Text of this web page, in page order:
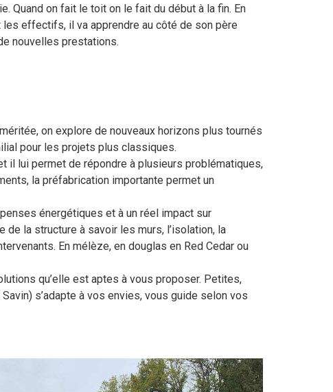
Quand on fait le toit on le fait du début à la fin. En
effectifs, il va apprendre au côté de son père
nouvelles prestations.
on explore de nouveaux horizons plus tournés
pour les projets plus classiques.
il lui permet de répondre à plusieurs problématiques,
la préfabrication importante permet un
énergétiques et à un réel impact sur
la structure à savoir les murs, l’isolation, la
En mélèze, en douglas en Red Cedar ou
qu’elle est aptes à vous proposer. Petites,
s’adapte à vos envies, vous guide selon vos